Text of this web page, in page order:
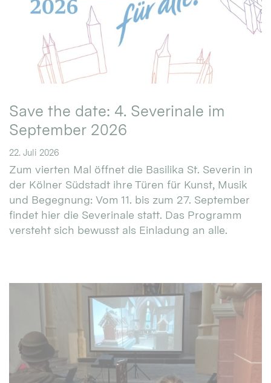
Save the date: 4. Severinale im
September 2026
22. Juli 2026
Zum vierten Mal öffnet die Basilika St. Severin in
der Kölner Südstadt ihre Türen für Kunst, Musik
und Begegnung: Vom 11. bis zum 27. September
findet hier die Severinale statt. Das Programm
versteht sich bewusst als Einladung an alle.